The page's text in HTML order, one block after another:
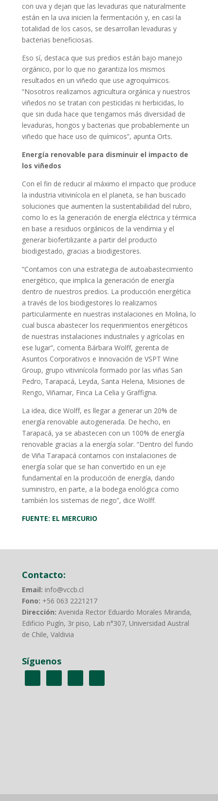
con uva y dejan que las levaduras que naturalmente
están en la uva inicien la fermentación y, en casi la
totalidad de los casos, se desarrollan levaduras y
bacterias beneficiosas.
Eso sí, destaca que sus predios están bajo manejo
orgánico, por lo que no garantiza los mismos
resultados en un viñedo que use agroquímicos.
“Nosotros realizamos agricultura orgánica y nuestros
viñedos no se tratan con pesticidas ni herbicidas, lo
que sin duda hace que tengamos más diversidad de
levaduras, hongos y bacterias que probablemente un
viñedo que hace uso de químicos”, apunta Orts.
Energía renovable para disminuir el impacto de
los viñedos
Con el fin de reducir al máximo el impacto que produce
la industria vitivinícola en el planeta, se han buscado
soluciones que aumenten la sustentabilidad del rubro,
como lo es la generación de energía eléctrica y térmica
en base a residuos orgánicos de la vendimia y el
generar biofertilizante a partir del producto
biodigestado, gracias a biodigestores.
“Contamos con una estrategia de autoabastecimiento
energético, que implica la generación de energía
dentro de nuestros predios. La producción energética
a través de los biodigestores lo realizamos
particularmente en nuestras instalaciones en Molina, lo
cual busca abastecer los requerimientos energéticos
de nuestras instalaciones industriales y agrícolas en
ese lugar”, comenta Bárbara Wolff, gerenta de
Asuntos Corporativos e Innovación de VSPT Wine
Group, grupo vitivinícola formado por las viñas San
Pedro, Tarapacá, Leyda, Santa Helena, Misiones de
Rengo, Viñamar, Finca La Celia y Graffigna.
La idea, dice Wolff, es llegar a generar un 20% de
energía renovable autogenerada. De hecho, en
Tarapacá, ya se abastecen con un 100% de energía
renovable gracias a la energía solar. “Dentro del fundo
de Viña Tarapacá contamos con instalaciones de
energía solar que se han convertido en un eje
fundamental en la producción de energía, dando
suministro, en parte, a la bodega enológica como
también los sistemas de riego”, dice Wolff.
FUENTE: EL MERCURIO
Contacto:
Email: info@vccb.cl
Fono: +56 063 2221217
Dirección: Avenida Rector Eduardo Morales Miranda,
Edificio Pugín, 3r piso, Lab n°307, Universidad Austral
de Chile, Valdivia
Síguenos